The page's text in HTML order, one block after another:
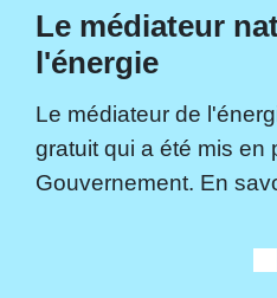
Le médiateur
l'énergie
Le médiateur de
gratuit qui a été mis en
Gouvernement. En